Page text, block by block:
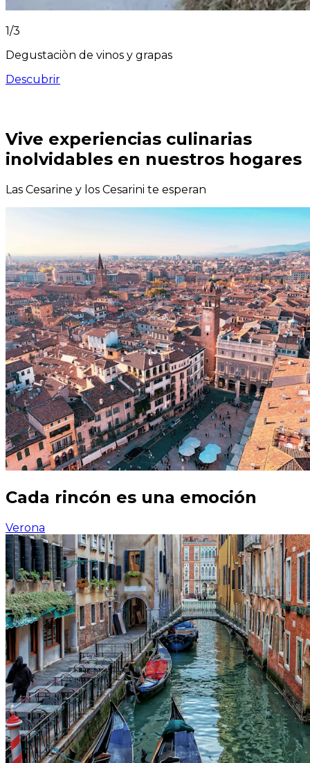
1/3
Degustaciòn de vinos y grapas
Descubrir
Vive experiencias culinarias
inolvidables en nuestros hogares
Las Cesarine y los Cesarini te esperan
Cada rincón es una emoción
Verona